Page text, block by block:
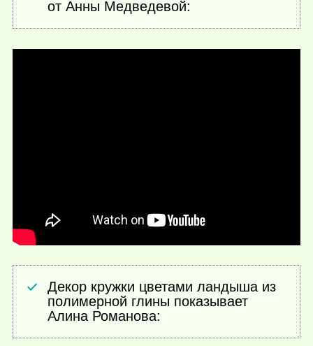
от Анны Медведевой:
Декор кружки цветами ландыша из
полимерной глины показывает
Алина Романова: